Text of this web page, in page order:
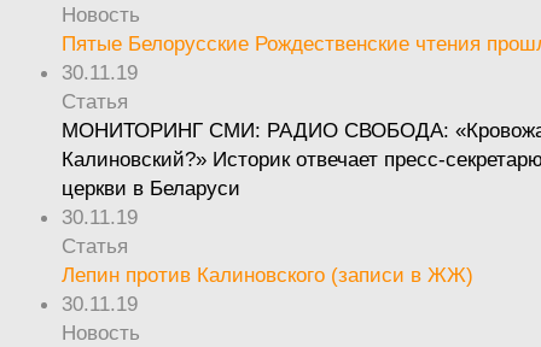
Новость
Пятые Белорусские Рождественские чтения
30.11.19
Статья
МОНИТОРИНГ СМИ: РАДИО СВОБОДА:
Калиновский?» Историк отвечает пресс-
церкви в Беларуси
30.11.19
Статья
Лепин против Калиновского (записи в ЖЖ)
30.11.19
Новость